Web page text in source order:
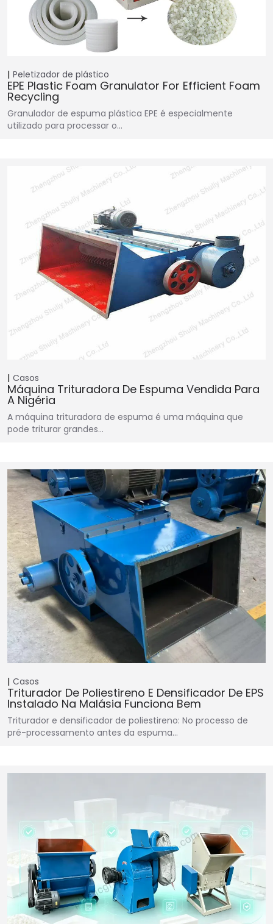
Peletizador de plástico
EPE Plastic Foam Granulator For Efficient Foam
Recycling
Granulador de espuma plástica EPE é especialmente
utilizado para processar o…
Casos
Máquina Trituradora De Espuma Vendida Para
A Nigéria
A máquina trituradora de espuma é uma máquina que
pode triturar grandes…
Casos
Triturador De Poliestireno E Densificador De EPS
Instalado Na Malásia Funciona Bem
Triturador e densificador de poliestireno: No processo de
pré-processamento antes da espuma…